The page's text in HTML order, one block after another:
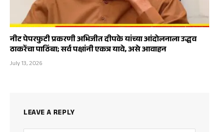
नीट पेपरफुटी प्रकरणी अभिजीत दीपके यांच्या आंदोलनाला उद्धव
ठाकरेंचा पाठिंबा; सर्व पक्षांनी एकत्र यावे, असे आवाहन
July 13, 2026
LEAVE A REPLY